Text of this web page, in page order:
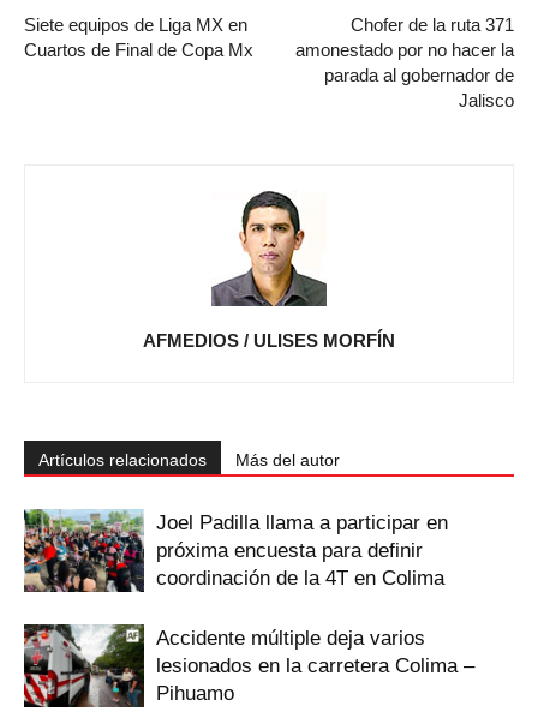
Siete equipos de Liga MX en
Cuartos de Final de Copa Mx
Chofer de la ruta 371
amonestado por no hacer la
parada al gobernador de
Jalisco
AFMEDIOS / ULISES MORFÍN
Artículos relacionados Más del autor
Joel Padilla llama a participar en
próxima encuesta para definir
coordinación de la 4T en Colima
Accidente múltiple deja varios
lesionados en la carretera Colima –
Pihuamo